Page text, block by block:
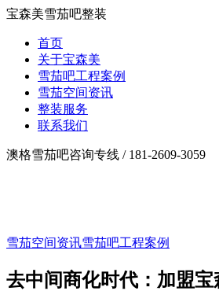
宝森美雪茄吧整装
首页
关于宝森美
雪茄吧工程案例
雪茄空间资讯
整装服务
联系我们
澳格雪茄吧咨询专线 / 181-2609-3059
雪茄空间资讯雪茄吧工程案例
去中间商化时代：加盟